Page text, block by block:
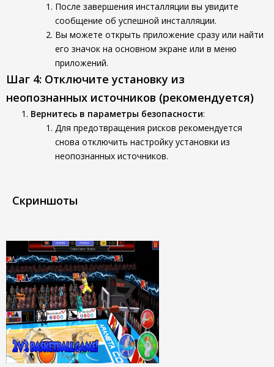
После завершения инсталляции вы увидите
сообщение об успешной инсталляции.
Вы можете открыть приложение сразу или найти
его значок на основном экране или в меню
приложений.
Шаг 4: Отключите установку из
неопознанных источников (рекомендуется)
Вернитесь в параметры безопасности:
Для предотвращения рисков рекомендуется
снова отключить настройку установки из
неопознанных источников.
Скриншоты